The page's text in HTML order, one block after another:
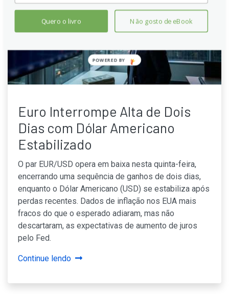
Euro Interrompe Alta de Dois
Dias com Dólar Americano
Estabilizado
O par EUR/USD opera em baixa nesta quinta-feira,
encerrando uma sequência de ganhos de dois dias,
enquanto o Dólar Americano (USD) se estabiliza após
perdas recentes. Dados de inflação nos EUA mais
fracos do que o esperado adiaram, mas não
descartaram, as expectativas de aumento de juros
pelo Fed.
Continue lendo
Quero o livro Não gosto de eBook
POWERED
BY